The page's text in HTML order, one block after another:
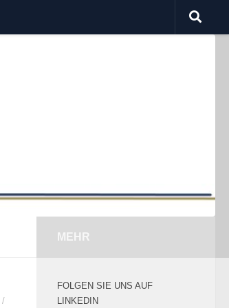
/
MEHR
FOLGEN SIE UNS AUF
LINKEDIN